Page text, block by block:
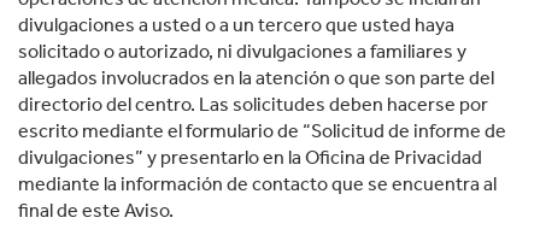
divulgaciones a usted o a un tercero que usted haya
solicitado o autorizado, ni divulgaciones a familiares y
allegados involucrados en la atención o que son parte del
directorio del centro. Las solicitudes deben hacerse por
escrito mediante el formulario de “Solicitud de informe de
divulgaciones” y presentarlo en la Oficina de Privacidad
mediante la información de contacto que se encuentra al
final de este Aviso.